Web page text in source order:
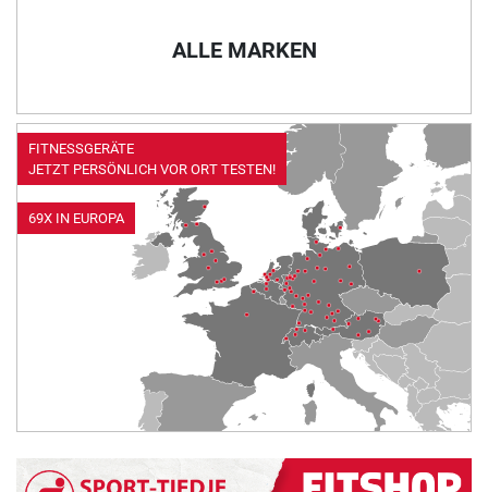
ALLE MARKEN
FITNESSGERÄTE
JETZT PERSÖNLICH VOR ORT TESTEN!
69X IN EUROPA